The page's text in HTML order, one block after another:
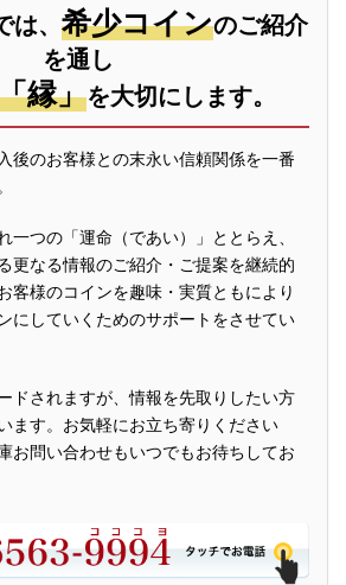
、 希少コインのご紹介
を通し
縁」を大切にします。
後のお客様との末永い信頼関係を一番
一つの「運命（であい）」ととらえ、
更なる情報のご紹介・ご提案を継続的
客様のコインを趣味・実質ともにより
にしていくためのサポートをさせてい
ドされますが、情報を先取りしたい方
ます。お気軽にお立ち寄りください
お問い合わせもいつでもお待ちしてお